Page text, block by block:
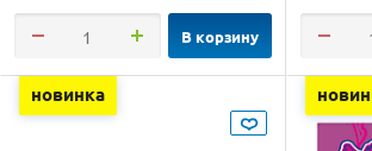
В корзину
новинка